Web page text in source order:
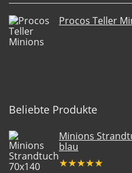
Procos Teller
Beliebte Produkte
Minions
blau
★★★★★